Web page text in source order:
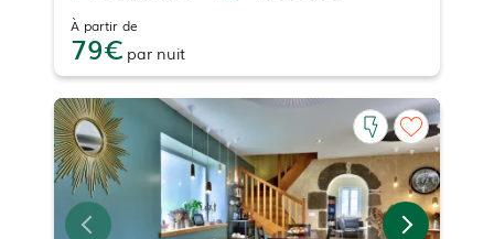
À partir de
79 par nuit